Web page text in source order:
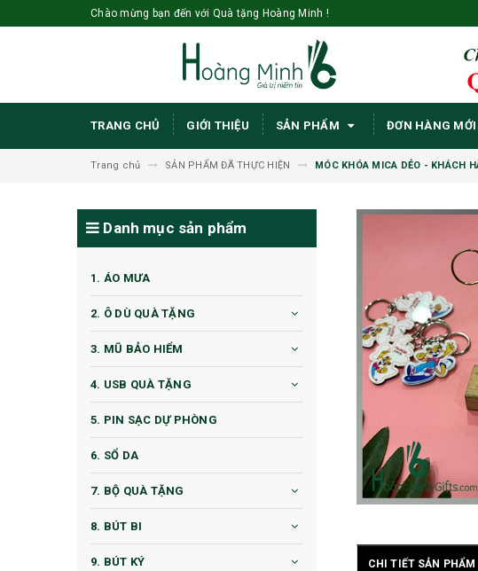
Chào mừng bạn đến với Quà tặng Hoàng Minh !
TRANG CHỦ GIỚI THIỆU SẢN PHẨM ĐƠN HÀNG MỚI
Trang chủ SẢN PHẨM ĐÃ THỰC HIỆN MÓC KHÓA MICA DẺO - KHÁCH
CHI TIẾT SẢN PHẨM
Danh mục sản phẩm
1. ÁO MƯA
2. Ô DÙ QUÀ TẶNG
3. MŨ BẢO HIỂM
4. USB QUÀ TẶNG
5. PIN SẠC DỰ PHÒNG
6. SỔ DA
7. BỘ QUÀ TẶNG
8. BÚT BI
9. BÚT KÝ